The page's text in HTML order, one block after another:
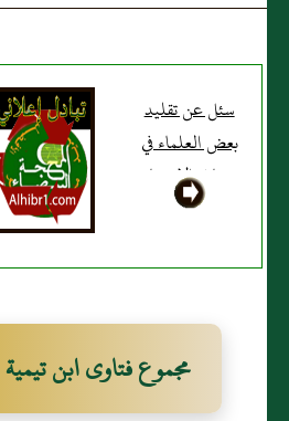
سئل عن تقليد
بعض العلماء في
مسائل الاجتهاد
مجموع فتاوى ابن تيمية